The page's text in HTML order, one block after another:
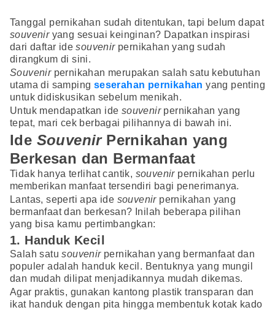
Tanggal pernikahan sudah ditentukan, tapi belum dapat
souveniryang sesuai keinginan? Dapatkan inspirasi
dari daftar idesouvenirpernikahan yang sudah
dirangkum di sini.
Souvenirpernikahan merupakan salah satu kebutuhan
utama di samping seserahan pernikahan yang penting
untuk didiskusikan sebelum menikah.
Untuk mendapatkan ide souvenirpernikahan yang
tepat, mari cek berbagai pilihannya di bawah ini.
Ide SouvenirPernikahan yang
Berkesan dan Bermanfaat
Tidak hanya terlihat cantik, souvenirpernikahan perlu
memberikan manfaat tersendiri bagi penerimanya.
Lantas, seperti apa ide souvenirpernikahan yang
bermanfaat dan berkesan? Inilah beberapa pilihan
yang bisa kamu pertimbangkan:
1. Handuk Kecil
Salah satusouvenirpernikahan yang bermanfaat dan
populer adalah handuk kecil. Bentuknya yang mungil
dan mudah dilipat menjadikannya mudah dikemas.
Agar praktis, gunakan kantong plastik transparan dan
ikat handuk dengan pita hingga membentuk kotak kado